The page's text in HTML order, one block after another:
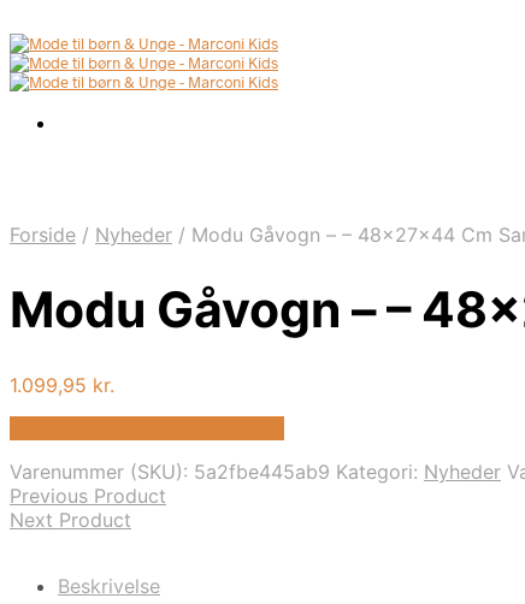
Forside / Nyheder / Modu Gåvogn – – 48x27x44 Cm
Modu Gåvogn – –
1.099,95 kr.
Varenummer (SKU): 5a2fbe445ab9 Kategori: Nyheder
Previous Product
Next Product
Beskrivelse